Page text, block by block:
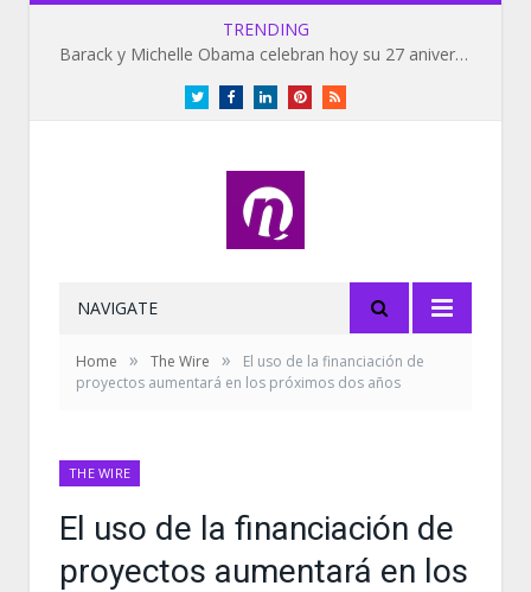
TRENDING
Barack y Michelle Obama celebran hoy su 27 aniversario de bodas
TwitterFacebookLinkedInPinterestRSS
NAVIGATE
Home » The Wire »
El uso de la financiación de
proyectos aumentará en los próximos dos años
THE WIRE
El uso de la financiación de
proyectos aumentará en los